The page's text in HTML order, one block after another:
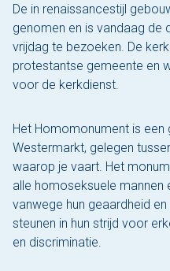
De in renaissancestijl
genomen en is vandaag de
vrijdag te bezoeken. De
protestantse gemeente en
voor de kerkdienst.
Het Homomonument is een
Westermarkt, gelegen
waarop je vaart. Het
alle homoseksuele mannen
vanwege hun geaardheid
steunen in hun strijd voor
en discriminatie.